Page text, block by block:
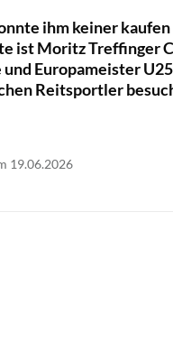
ihm keiner
ist Moritz Treffinger
Europameister
Reitsportler
19.06.2026